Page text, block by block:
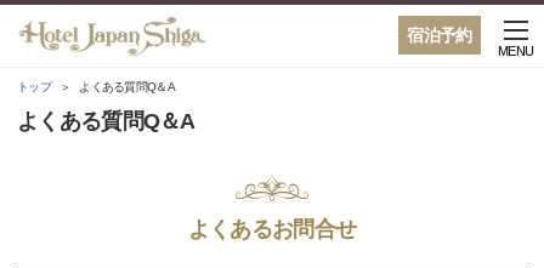
宿泊予約
MENU
トップ よくある質問Q＆A
よくある質問Q＆A
よくあるお問合せ